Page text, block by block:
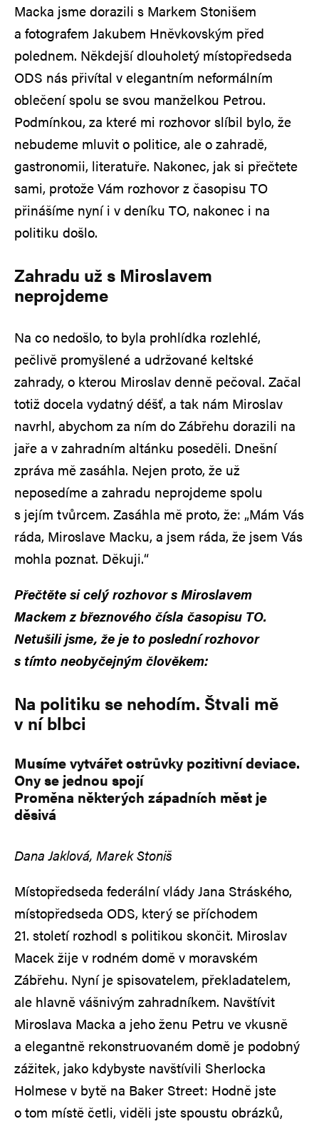
Macka jsme dorazili s Markem Stonišem
a fotografem Jakubem Hněvkovským před
polednem. Někdejší dlouholetý místopředseda
ODS nás přivítal v elegantním neformálním
oblečení spolu se svou manželkou Petrou.
Podmínkou, za které mi rozhovor slíbil bylo, že
nebudeme mluvit o politice, ale o zahradě,
gastronomii, literatuře. Nakonec, jak si přečtete
sami, protože Vám rozhovor z časopisu TO
přinášíme nyní i v deníku TO, nakonec i na
politiku došlo.
Zahradu už s Miroslavem
neprojdeme
Na co nedošlo, to byla prohlídka rozlehlé,
pečlivě promyšlené a udržované keltské
zahrady, o kterou Miroslav denně pečoval. Začal
totiž docela vydatný déšť, a tak nám Miroslav
navrhl, abychom za ním do Zábřehu dorazili na
jaře a v zahradním altánku poseděli. Dnešní
zpráva mě zasáhla. Nejen proto, že už
neposedíme a zahradu neprojdeme spolu
s jejím tvůrcem. Zasáhla mě proto, že: „Mám Vás
ráda, Miroslave Macku, a jsem ráda, že jsem Vás
mohla poznat. Děkuji.“
Přečtěte si celý rozhovor s Miroslavem
Mackem z březnového čísla časopisu TO.
Netušili jsme, že je to poslední rozhovor
s tímto neobyčejným člověkem:
Na politiku se nehodím. Štvali mě
v ní blbci
Musíme vytvářet ostrůvky pozitivní deviace.
Ony se jednou spojí
Proměna některých západních měst je
děsivá
Dana Jaklová, Marek Stoniš
Místopředseda federální vlády Jana Stráského,
místopředseda ODS, který se příchodem
21. století rozhodl s politikou skončit. Miroslav
Macek žije v rodném domě v moravském
Zábřehu. Nyní je spisovatelem, překladatelem,
ale hlavně vášnivým zahradníkem. Navštívit
Miroslava Macka a jeho ženu Petru ve vkusně
a elegantně rekonstruovaném domě je podobný
zážitek, jako kdybyste navštívili Sherlocka
Holmese v bytě na Baker Street: Hodně jste
o tom místě četli, viděli jste spoustu obrázků,